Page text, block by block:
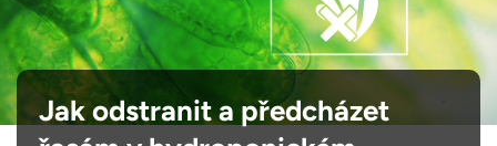
Jak odstranit a předcházet